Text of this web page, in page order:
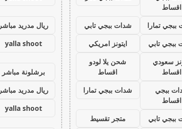
اقساط
تمارا
شدات ببجي تابي
ببجي تابي
ايتونز امريكي
سعودي
اقساط
شحن يلا لودو
اقساط
ببجي
اقساط
شدات ببجي تمارا
ببجي تابي
متجر تقسيط
ريال مدريد مباشر
yalla shoot
برشلونة مباشر
ريال مدريد مباشر
yalla shoot